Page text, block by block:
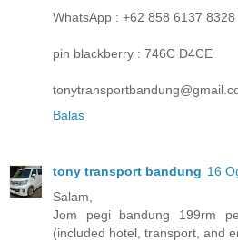
WhatsApp : +62 858 6137
pin blackberry : 746C D4CE
Balas
tony transport bandung 16
Salam,
Jom pegi bandung 199rm
(included hotel, transport, and